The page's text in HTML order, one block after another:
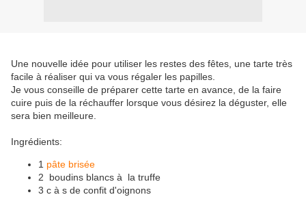
Une nouvelle idée pour utiliser les restes des fêtes, une tarte très
facile à réaliser qui va vous régaler les papilles.
Je vous conseille de préparer cette tarte en avance, de la faire
cuire puis de la réchauffer lorsque vous désirez la déguster, elle
sera bien meilleure.
Ingrédients:
1 pâte brisée
2 boudins blancs à la truffe
3 c à s de confit d'oignons